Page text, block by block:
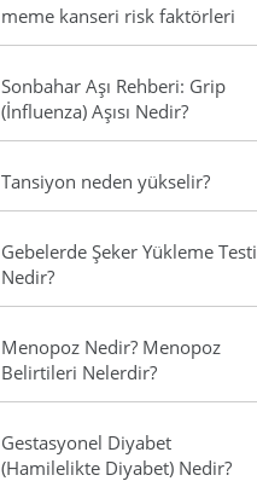
meme kanseri risk faktörleri
Sonbahar Aşı Rehberi: Grip
(İnfluenza) Aşısı Nedir?
Tansiyon neden yükselir?
Gebelerde Şeker Yükleme Testi
Nedir?
Menopoz Nedir? Menopoz
Belirtileri Nelerdir?
Gestasyonel Diyabet
(Hamilelikte Diyabet) Nedir?